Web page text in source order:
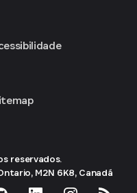
reservados.
M2N 6K8, Canadá